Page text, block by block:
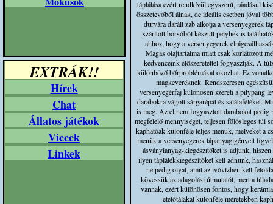
EXTRÁK!!
Hírek
Chat
Állatos játékok
Viccek
Linkek
táplálása ezért rendkívül egyszerű, ráadásul
összetevőből álnak, de ideális esetben jóval
durvára darált zab alkotja a versenyegerek
szárított borsóból készült pelyhek is
ahhoz, hogy a versenyegerek
Magas olajtartalma miatt csak korlátozott
kedvenceink előszeretettel fogyasztják. A
különböző bőrproblémákat okozhat. Ez
magkeveréknek. Rendszeresen
versenyegérfaj különösen szereti a pitypang
darabokra vágott sárgarépát és salátaféléket.
is meg. Az el nem fogyasztott darabokat
megfelelő mennyiséget, teljesen fölösleges túl
kaphatóak különféle teljes menük, melyeket a
menük a versenyegerek tápanyagigényeit
ásványianyag-kiegészítőket is adjunk,
ilyen táplálékkiegészítőket kell adnunk,
ne pedig olyat, amit az ivóvízben kell
kövessük az adagolási útmutatót, mert a
vannak, ezért különösen fontos, hogy
etetőtálakat különféle méretekben